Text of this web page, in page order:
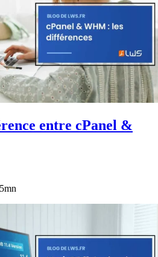
entre cPanel &